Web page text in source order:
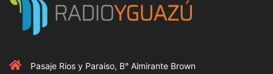
Pasaje Rios y Paraiso, B° Almirante Brown